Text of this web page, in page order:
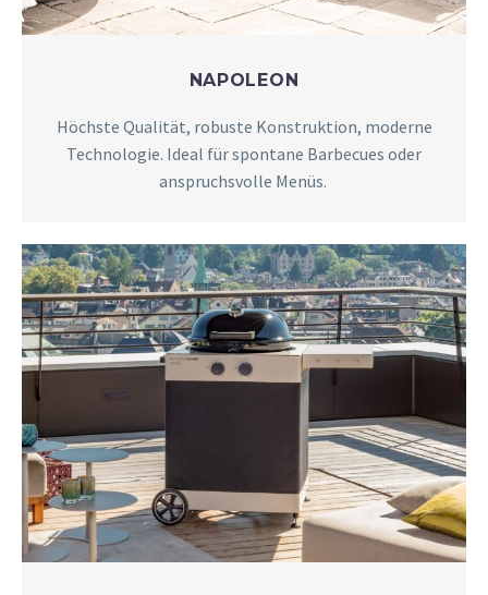
NAPOLEON
Höchste Qualität, robuste Konstruktion, moderne
Technologie. Ideal für spontane Barbecues oder
anspruchsvolle Menüs.